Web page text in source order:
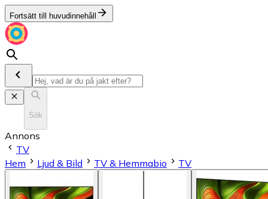
Fortsätt till huvudinnehåll
Sök
Annons
TV
Hem
Ljud & Bild TV & Hemmabio TV